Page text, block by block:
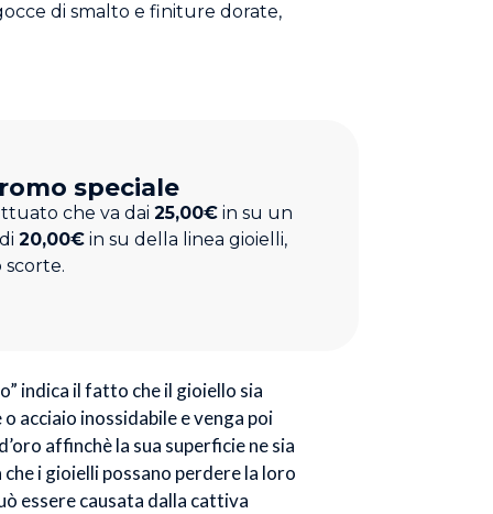
di smalto e finiture dorate,
speciale
che va dai 25,00€in su un
20,00€in su della linea gioielli,
indica il fatto che il gioiello sia
acciaio inossidabile e venga poi
affinchè la sua superficie ne sia
i gioielli possano perdere la loro
essere causata dalla cattiva